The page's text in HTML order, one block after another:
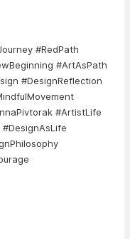
#RedPath
#ArtAsPath
#DesignReflection
#ArtistLife